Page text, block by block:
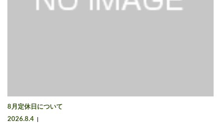
8月定休日について
2026.8.4